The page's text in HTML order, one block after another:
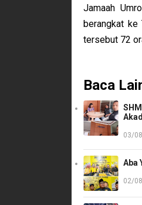
Jamaah
berangkat ke
tersebut 72
Baca
03/
Aba
02/